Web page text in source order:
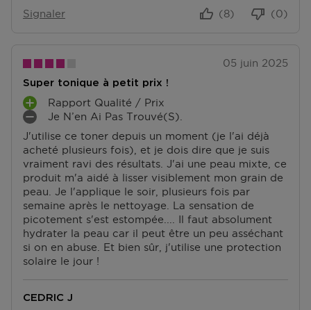
Accédez à plus d’informations et à la FAQ sur les
D'autres questions sur la commande ? Vous pouvez le
trouver sur notre page FAQ.
Signaler (0)
(8)
05 juin 2025
Super tonique à petit prix !
J'utilise ce toner depuis un moment (je l'ai déjà
acheté plusieurs fois), et je dois dire que je suis
vraiment ravi des résultats. J'ai une peau mixte, ce
produit m'a aidé à lisser visiblement mon grain de
peau. Je l'applique le soir, plusieurs fois par
semaine après le nettoyage. La sensation de
picotement s'est estompée.... Il faut absolument
hydrater la peau car il peut être un peu asséchant
si on en abuse. Et bien sûr, j'utilise une protection
solaire le jour !
A
V
A
N
T
A
G
E
S
Rapport Qualité / Prix
I
N
C
O
N
V
É
N
I
E
N
Je N’en Ai Pas Trouvé(s).
CEDRIC J